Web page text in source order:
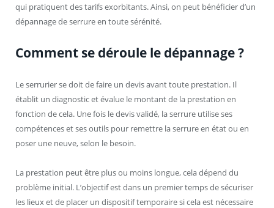
qui pratiquent des tarifs exorbitants. Ainsi, on peut bénéficier d’un
dépannage de serrure en toute sérénité.
Comment se déroule le dépannage ?
Le serrurier se doit de faire un devis avant toute prestation. Il
établit un diagnostic et évalue le montant de la prestation en
fonction de cela. Une fois le devis validé, la serrure utilise ses
compétences et ses outils pour remettre la serrure en état ou en
poser une neuve, selon le besoin.
La prestation peut être plus ou moins longue, cela dépend du
problème initial. L’objectif est dans un premier temps de sécuriser
les lieux et de placer un dispositif temporaire si cela est nécessaire